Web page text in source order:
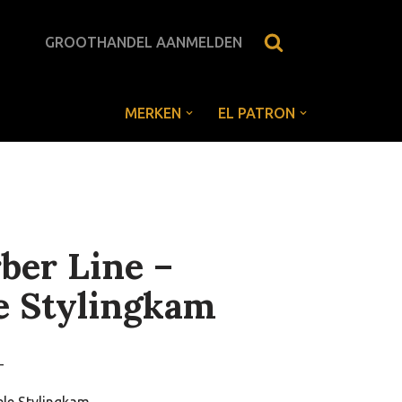
GROOTHANDEL AANMELDEN
MERKEN EL PATRON
Line –
Stylingkam
-